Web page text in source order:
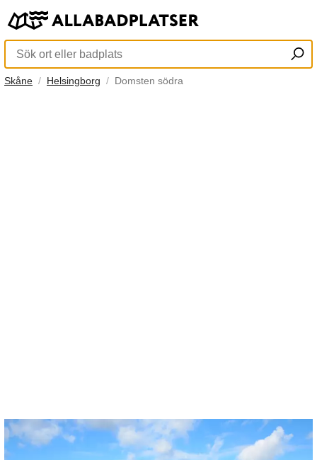
Skåne Helsingborg Domsten södra